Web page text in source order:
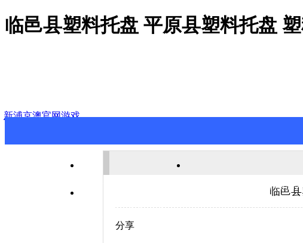
临邑县塑料托盘 平原县塑料托盘
新浦京澳官网游戏
关于新浦京澳官网游
临邑
分享